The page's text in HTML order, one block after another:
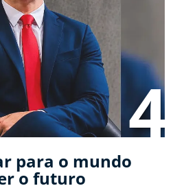
4
para o mundo
o futuro